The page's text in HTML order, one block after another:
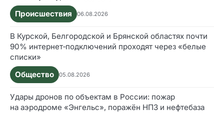
Происшествия
06.08.2026
В Курской, Белгородской и Брянской областях почти
90% интернет‑подключений проходят через «белые
списки»
Общество
05.08.2026
Удары дронов по объектам в России: пожар
на аэродроме «Энгельс», поражён НПЗ и нефтебаза